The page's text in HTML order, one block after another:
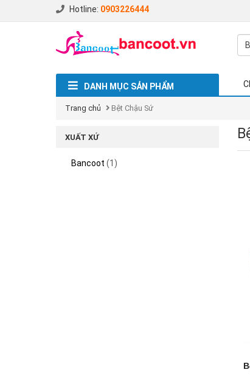
Hotline: 0903226444
DANH MỤC SẢN PHẨM
Trang chủ Bệt Chậu Sứ
XUẤT XỨ
Bancoot (1)